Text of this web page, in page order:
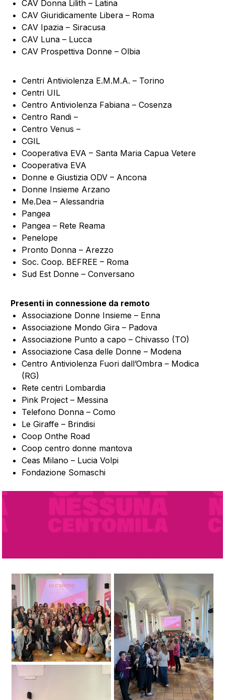
CAV Donna Lilith – Latina
CAV Giuridicamente Libera – Roma
CAV Ipazia – Siracusa
CAV Luna – Lucca
CAV Prospettiva Donne – Olbia
Centri Antiviolenza E.M.M.A. – Torino
Centri UIL
Centro Antiviolenza Fabiana – Cosenza
Centro Randi –
Centro Venus –
CGIL
Cooperativa EVA – Santa Maria Capua Vetere
Cooperativa EVA
Donne e Giustizia ODV – Ancona
Donne Insieme Arzano
Me.Dea – Alessandria
Pangea
Pangea – Rete Reama
Penelope
Pronto Donna – Arezzo
Soc. Coop. BEFREE – Roma
Sud Est Donne – Conversano
Presenti in connessione da remoto
Associazione Donne Insieme – Enna
Associazione Mondo Gira – Padova
Associazione Punto a capo – Chivasso (TO)
Associazione Casa delle Donne – Modena
Centro Antiviolenza Fuori dall’Ombra – Modica
(RG)
Rete centri Lombardia
Pink Project – Messina
Telefono Donna – Como
Le Giraffe – Brindisi
Coop Onthe Road
Coop centro donne mantova
Ceas Milano – Lucia Volpi
Fondazione Somaschi